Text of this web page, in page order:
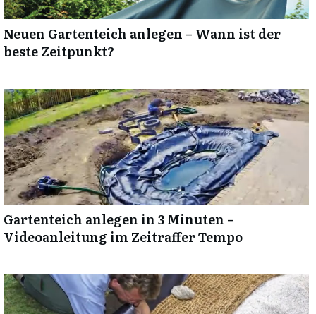
Neuen Gartenteich anlegen – Wann ist der
beste Zeitpunkt?
Gartenteich anlegen in 3 Minuten –
Videoanleitung im Zeitraffer Tempo